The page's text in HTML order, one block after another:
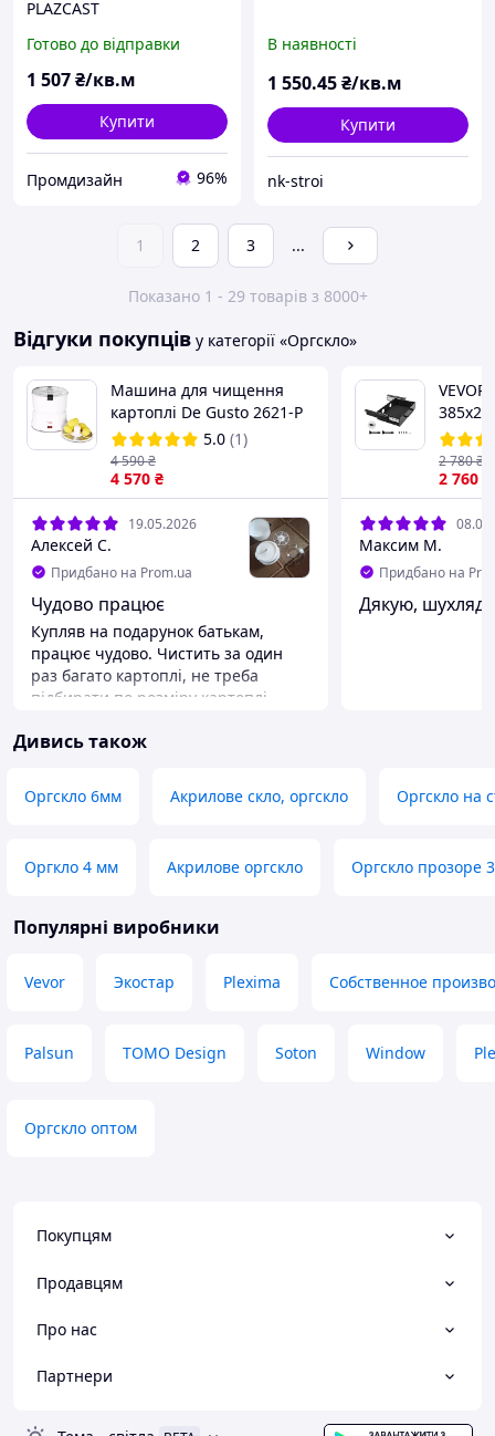
PLAZCAST
Готово до відправки
1 507₴/кв.м
Купити
Промдизайн 96%
В наявності
1 550.45₴/кв.м
Купити
nk-stroi
1 2 3 ...
Показано 1 - 29 товарів з 8000+
Відгуки покупців у категорії «Оргскло»
Машина для чищення
картоплі De Gusto 2621-P
5.0 (1)
4 570 ₴
4 590₴
19.05.2026
Алексей С.
Придбано на Prom.ua
Чудово працює
Купляв на подарунок батькам,
працює чудово. Чистить за один
раз багато картоплі, не треба
підбирати по розміру картоплі,
раджу, особливо якщо велика
2 760
2 780₴
Максим М.
Придбано на
Дякую,
Дивись також
Оргскло 6мм Акрилове скло, оргскло Оргскло на
Оргкло 4 мм Акрилове оргскло Оргскло прозоре
Популярні виробники
Vevor Экостар Plexima Собственное
Palsun TOMO Design Soton Window
Оргскло оптом
Покупцям
Продавцям
Про нас
Партнери